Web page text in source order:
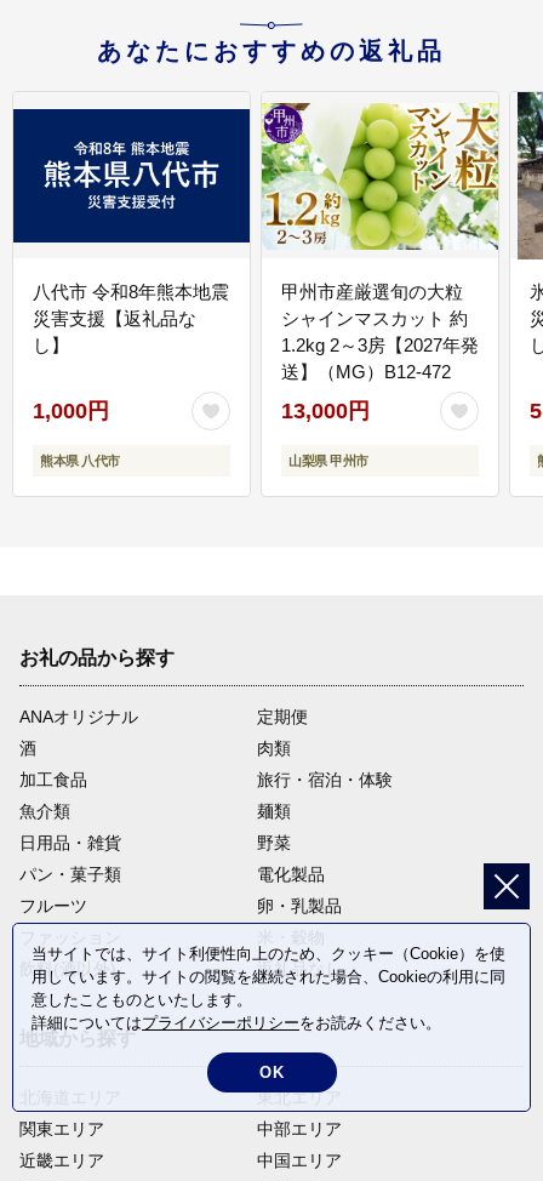
あなたにおすすめの返礼品
八代市 令和8年熊本地震
災害支援【返礼品な
し】
1,000円
熊本県 八代市
甲州市産厳選旬の大粒
シャインマスカット 約
1.2kg 2～3房【2027年発
送】（MG）B12-472
13,000円
山梨県 甲州市
お礼の品から探す
ANAオリジナル
定期便
酒
肉類
加工食品
旅行・宿泊・体験
魚介類
麺類
日用品・雑貨
野菜
パン・菓子類
電化製品
フルーツ
卵・乳製品
飲料(酒以外)
返礼品なし
関東エリア
近畿エリア
東北エリア
中部エリア
中国エリア
当サイトでは、サイト利便性向上のため、クッキー（Cookie）を使
用しています。サイトの閲覧を継続された場合、Cookieの利用に同
意したことものといたします。
詳細についてはプライバシーポリシーをお読みください。
OK